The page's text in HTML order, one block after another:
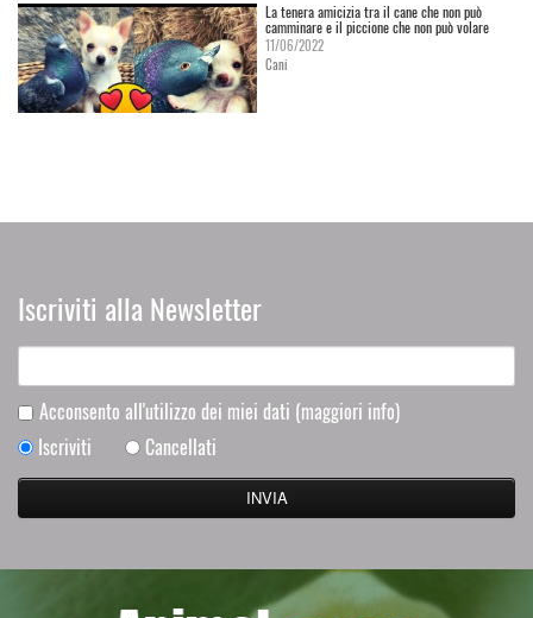
La tenera amicizia tra il cane che non può
camminare e il piccione che non può volare
11/06/2022
Cani
Iscriviti alla Newsletter
Acconsento all'utilizzo dei miei dati (maggiori info)
Iscriviti
Cancellati